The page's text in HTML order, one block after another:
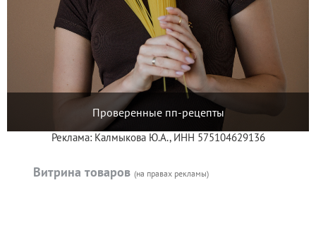
Проверенные пп-рецепты
Реклама: Калмыкова Ю.А., ИНН 575104629136
Витрина товаров (на правах рекламы)